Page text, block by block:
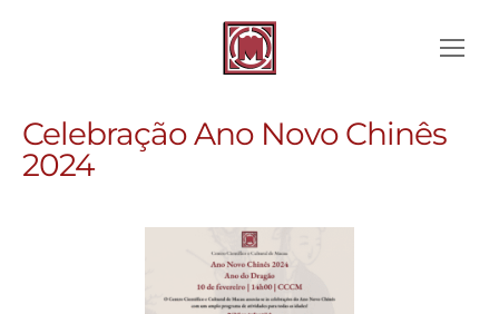
Celebração Ano Novo Chinês
2024